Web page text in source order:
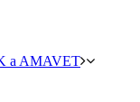
a AMAVET